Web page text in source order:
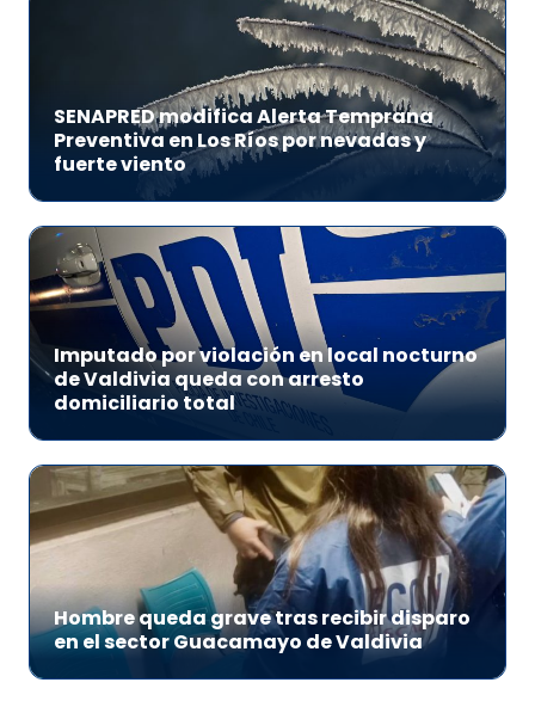
SENAPRED modifica Alerta Temprana
Preventiva en Los Ríos por nevadas y
fuerte viento
Imputado por violación en local nocturno
de Valdivia queda con arresto
domiciliario total
Hombre queda grave tras recibir disparo
en el sector Guacamayo de Valdivia